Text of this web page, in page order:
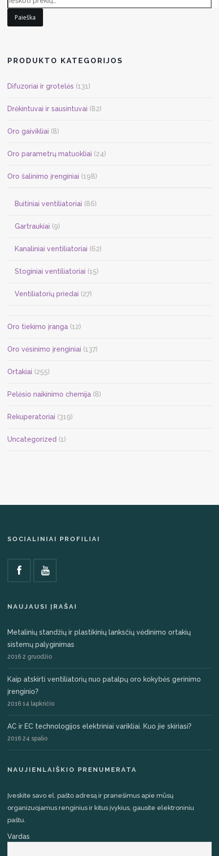
has
Paieška
PRODUKTO KATEGORIJOS
Difuzoriai ir grotelės (131)
Drėkintuvai ir sausintuvai (82)
Oro gaivikliai (8)
Oro parametrų matuokliai (24)
Oro šalinimo įrenginiai (198)
Buitiniai ventiliatoriai (86)
Gartraukiai (9)
Kanaliniai ventiliatoriai (62)
Stoginiai ventiliatoriai (15)
Ventiliatorių priedai (27)
Oro tiekimo įranga (12)
Oro vėsinimo įrenginiai (137)
Ortakiai (255)
Pelėsio naikinimo chemija (8)
Rekuperatoriai (319)
Uncategorized (1)
SOCIALINIAI PROFILIAI
NAUJAUSI ĮRAŠAI
Metalinių standžių ir plastikinių lanksčių vėdinimo ortakių
sistemų palyginimas
2016 2 gruodžio
Kaip atskirti ventiliatorių nuo patalpų oro kokybės gerinimo
įrenginio?
2016 14 lapkričio
AC ir EC technologijos elektriniai varikliai. Kuo jie skiriasi?
2016 24 spalio
NAUJIENLAIŠKIO PRENUMERATA
Įveskite savo el. pašto adresą ir pranešimus apie mūsų
organizuojamus renginius ir kitus įvykius, gausite elektroniniu
paštu.
Vardas